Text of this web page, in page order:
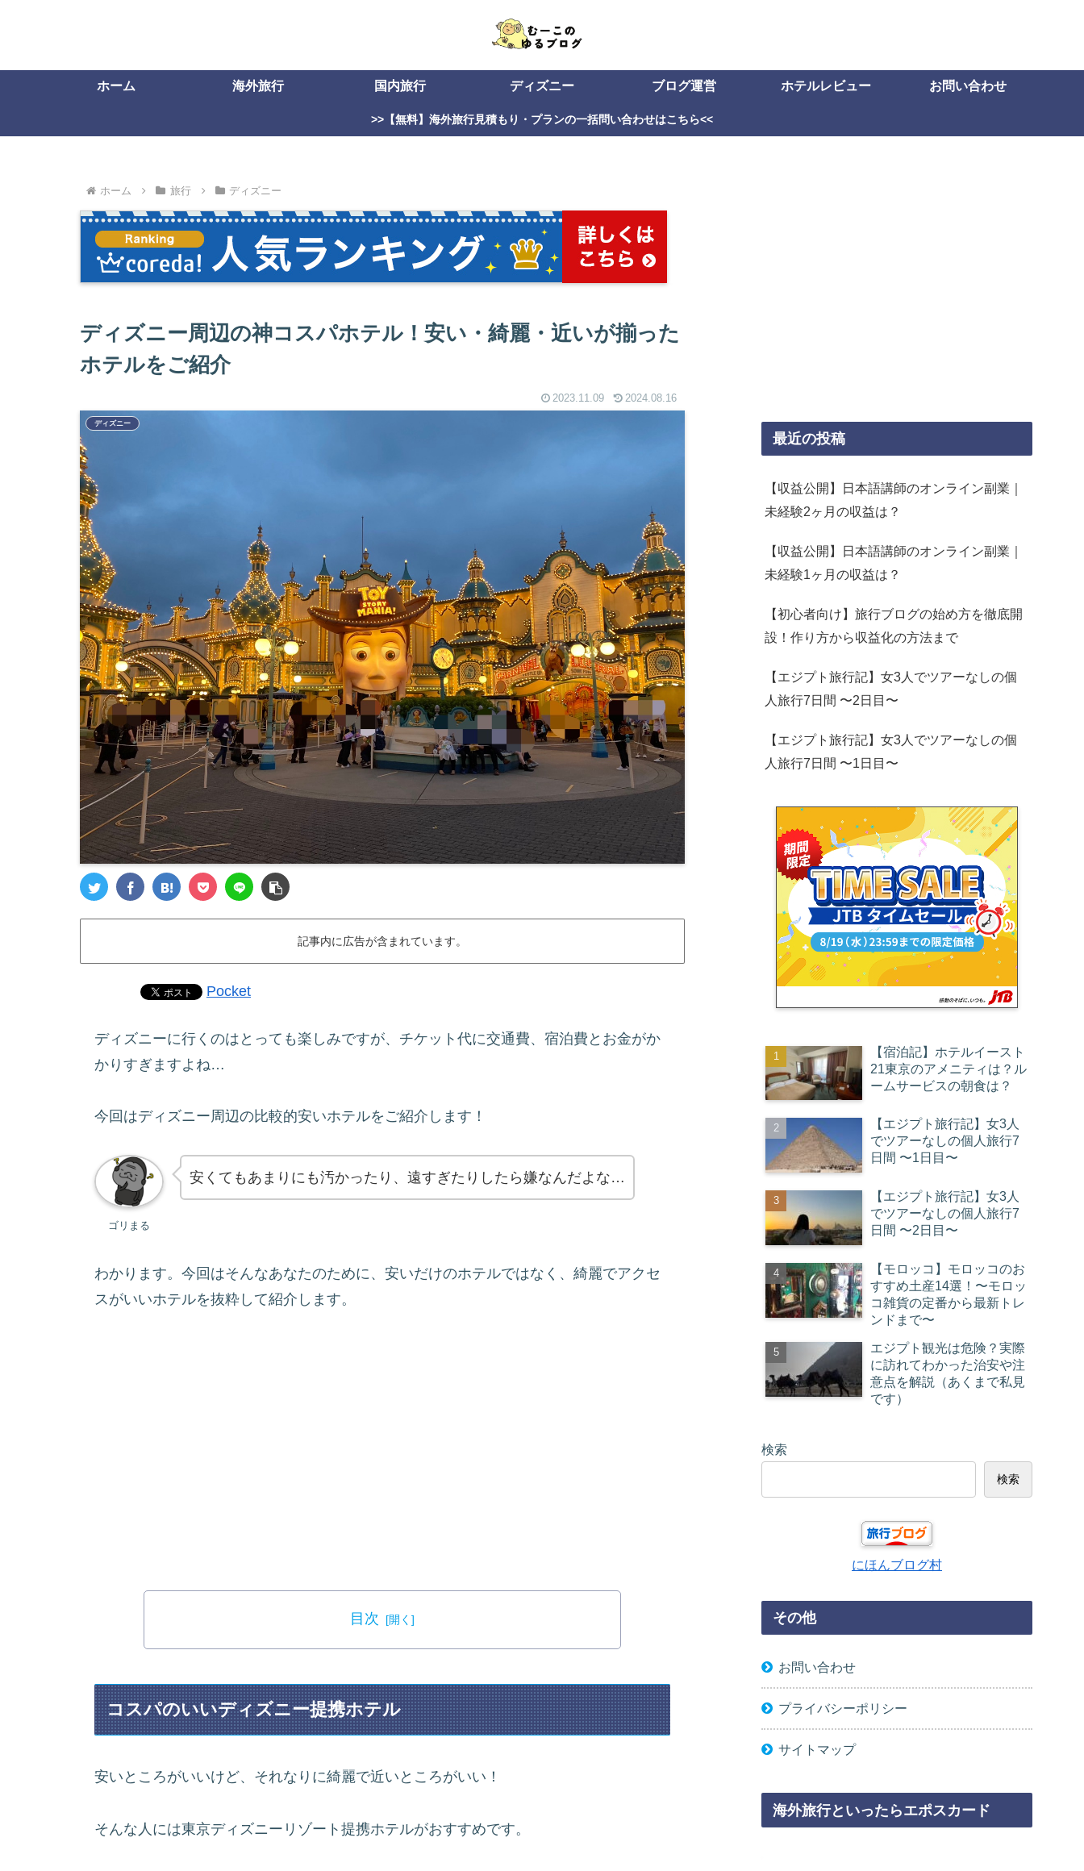
ホーム 海外旅行 国内旅行 ディズニー ブログ運営 ホテルレビュー お問い合わせ
>>【無料】海外旅行見積もり・プランの一括問い合わせはこちら<<
ホーム 旅行 ディズニー
ディズニー周辺の神コスパホテル！安い・綺麗・近いが揃った
ホテルをご紹介
2023.11.09 2024.08.16
ディズニー
記事内に広告が含まれています。
Pocket
ディズニーに行くのはとっても楽しみですが、チケット代に交通費、宿泊費とお金がか
かりすぎますよね…
今回はディズニー周辺の比較的安いホテルをご紹介します！
ゴリまる
安くてもあまりにも汚かったり、遠すぎたりしたら嫌なんだよな…
わかります。今回はそんなあなたのために、安いだけのホテルではなく、綺麗でアクセ
スがいいホテルを抜粋して紹介します。
目次
コスパのいいディズニー提携ホテル
安いところがいいけど、それなりに綺麗で近いところがいい！
そんな人には東京ディズニーリゾート提携ホテルがおすすめです。
最近の投稿
【収益公開】日本語講師のオンライン副業｜
未経験2ヶ月の収益は？
【収益公開】日本語講師のオンライン副業｜
未経験1ヶ月の収益は？
【初心者向け】旅行ブログの始め方を徹底開
設！作り方から収益化の方法まで
【エジプト旅行記】女3人でツアーなしの個
人旅行7日間 〜2日目〜
【エジプト旅行記】女3人でツアーなしの個
人旅行7日間 〜1日目〜
【宿泊記】ホテルイースト
21東京のアメニティは？ル
ームサービスの朝食は？
【エジプト旅行記】女3人
でツアーなしの個人旅行7
日間 〜1日目〜
【エジプト旅行記】女3人
でツアーなしの個人旅行7
日間 〜2日目〜
【モロッコ】モロッコのお
すすめ土産14選！〜モロッ
コ雑貨の定番から最新トレ
ンドまで〜
エジプト観光は危険？実際
に訪れてわかった治安や注
意点を解説（あくまで私見
です）
検索
検索
にほんブログ村
その他
お問い合わせ
プライバシーポリシー
サイトマップ
海外旅行といったらエポスカード